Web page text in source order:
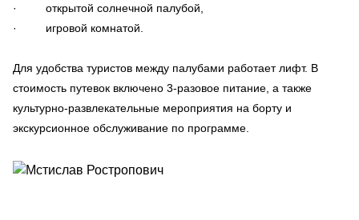
· открытой солнечной палубой,
· игровой комнатой.
Для удобства туристов между палубами работает лифт. В
стоимость путевок включено 3-разовое питание, а также
культурно-развлекательные мероприятия на борту и
экскурсионное обслуживание по программе.